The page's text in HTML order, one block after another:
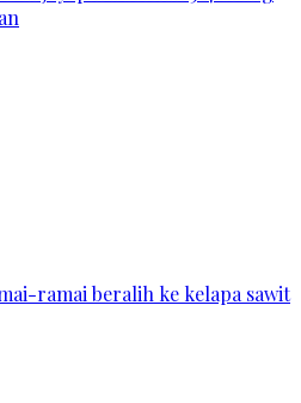
ramai beralih ke kelapa sawit